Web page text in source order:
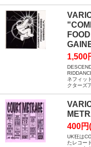
1,500
ネフィッ
クターズ
400円
UK狂は
たレコー